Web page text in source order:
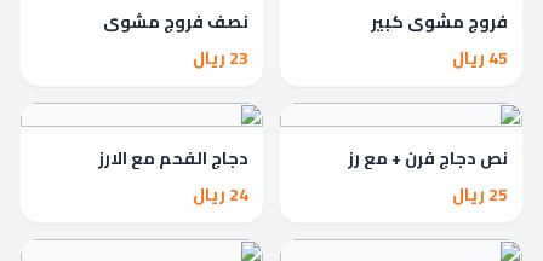
فروج مشوي كبير
45 ريال
نصف فروج مشوي
23 ريال
نص دجاج فرن + مع رز
شعرية25 ريال
دجاج الفحم مع الارز
24 ريال